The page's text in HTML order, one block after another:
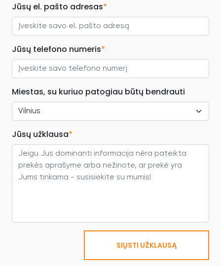
Jūsų el. pašto adresas*
Jūsų telefono numeris*
Miestas, su kuriuo patogiau būtų bendrauti
Jūsų užklausa*
SIŲSTI UŽKLAUSĄ